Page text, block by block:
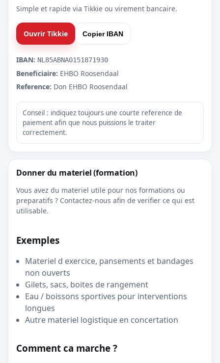
Simple et rapide via Tikkie ou virement bancaire.
Ouvrir Tikkie Copier IBAN
IBAN: NL85ABNA0151871930
Beneficiaire: EHBO Roosendaal
Reference: Don EHBO Roosendaal
Conseil : indiquez toujours une courte reference de
paiement afin que nous puissions le traiter
correctement.
Donner du materiel (formation)
Vous avez du materiel utile pour nos formations ou
preparatifs ? Contactez-nous afin de verifier ce qui est
utilisable.
Exemples
Materiel d exercice, pansements et bandages
non ouverts
Gilets, sacs, boites de rangement
Eau / boissons sportives pour interventions
longues
Autre materiel logistique en concertation
Comment ca marche ?